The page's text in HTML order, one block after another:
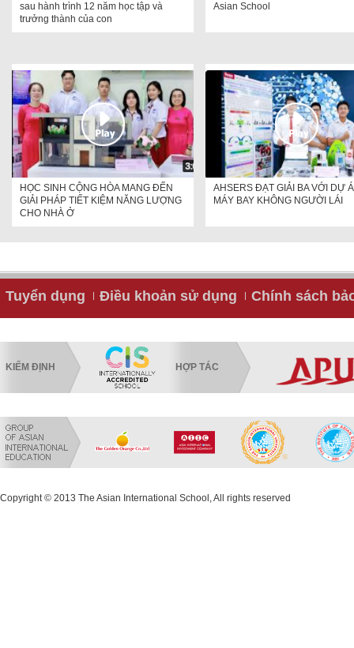
sau hành trình 12 năm học tập và
trưởng thành của con
Asian School
HỌC SINH CỘNG HÒA MANG ĐẾN
GIẢI PHÁP TIẾT KIỆM NĂNG LƯỢNG
CHO NHÀ Ở
AHSERS ĐẠT GIẢI BA VỚI DỰ
MÁY BAY KHÔNG NGƯỜI LÁI
Tuyển dụng Điều khoản sử dụng Chính sách
KIỂM ĐỊNH HỢP TÁC
Copyright © 2013 The Asian International School, All rights reserved